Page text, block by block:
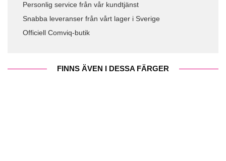
Personlig service från vår kundtjänst
Snabba leveranser från vårt lager i Sverige
Officiell Comviq-butik
FINNS ÄVEN I DESSA FÄRGER